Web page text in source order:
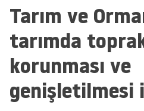
Tarım ve
tarımda
korunması ve
genişletilmesi